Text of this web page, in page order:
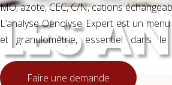
LES
MO, azote, CEC, C/N, cations
L’analyse Oenolyse Expert est un
et granulométrie, essentiel dans
plantation.
Faire une demande